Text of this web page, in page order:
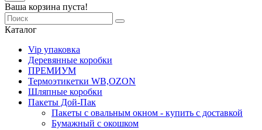
Ваша корзина пуста!
Каталог
Vip упаковка
Деревянные коробки
ПРЕМИУМ
Термоэтикетки WB,OZON
Шляпные коробки
Пакеты Дой-Пак
Пакеты с овальным окном - купить с доставкой
Бумажный с окошком